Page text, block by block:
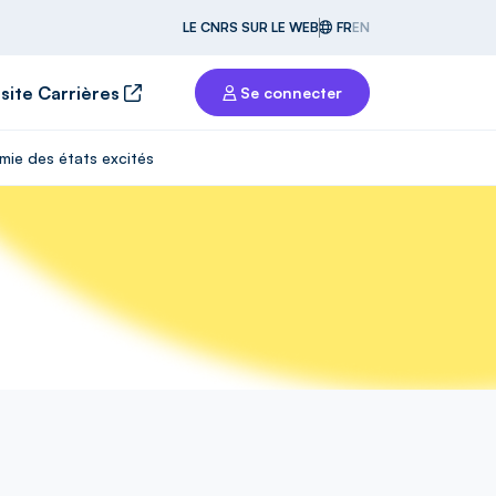
LE CNRS SUR LE WEB FREN
Carrières Se connecter
des états excités